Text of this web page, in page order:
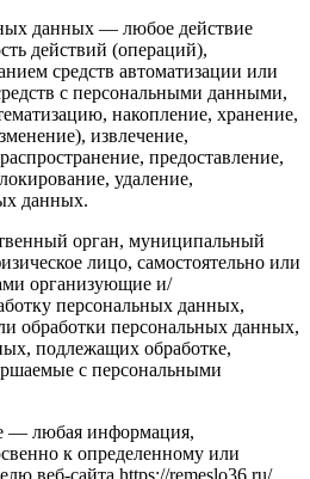
данных — любое действие
действий (операций),
средств автоматизации или
с персональными данными,
накопление, хранение,
извлечение,
предоставление,
удаление,
данных.
орган, муниципальный
лицо, самостоятельно или
организующие и/
персональных данных,
обработки персональных данных,
подлежащих обработке,
с персональными
— любая информация,
к определенному или